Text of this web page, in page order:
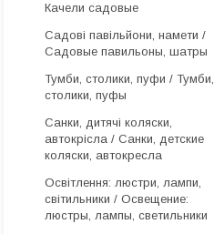
Качели садовые
Садові павільйони, намети /
Садовые павильоны, шатры
Тумби, столики, пуфи / Тумби,
столики, пуфы
Санки, дитячі коляски,
автокрісла / Санки, детские
коляски, автокресла
Освітлення: люстри, лампи,
світильники / Освещение:
люстры, лампы, светильники